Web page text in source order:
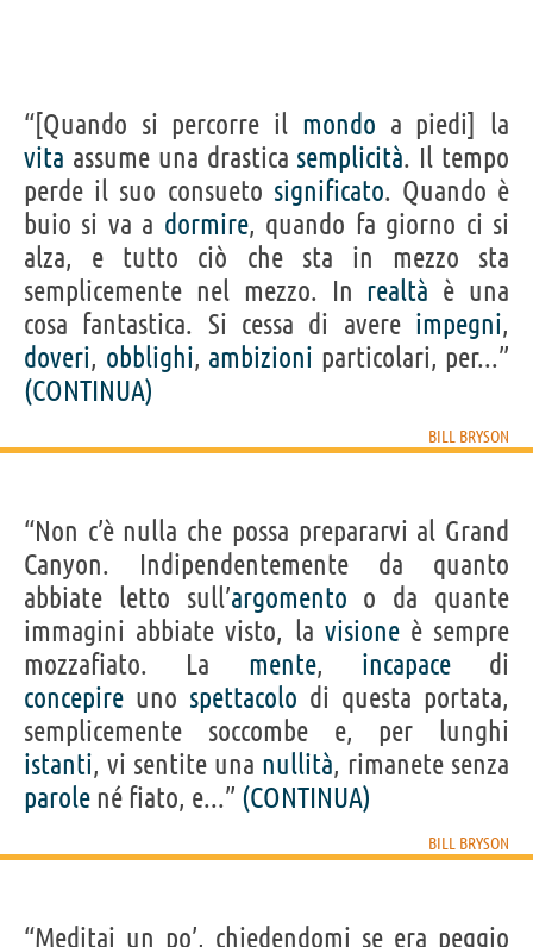
“[Quando si percorre il mondo a piedi] la
vita assume una drastica semplicità. Il tempo
perde il suo consueto significato. Quando è
buio si va a dormire, quando fa giorno ci si
alza, e tutto ciò che sta in mezzo sta
semplicemente nel mezzo. In realtà è una
cosa fantastica. Si cessa di avere impegni,
doveri, obblighi, ambizioni particolari, per...”
(CONTINUA)
BILL BRYSON
“Non c’è nulla che possa prepararvi al Grand
Canyon. Indipendentemente da quanto
abbiate letto sull’argomento o da quante
immagini abbiate visto, la visioneè sempre
mozzafiato. La mente, incapacedi
concepire uno spettacolo di questa portata,
semplicemente soccombe e, per lunghi
istanti, vi sentite una nullità, rimanete senza
parole né fiato, e...” (CONTINUA)
BILL BRYSON
“Meditai un po’, chiedendomi se era peggio